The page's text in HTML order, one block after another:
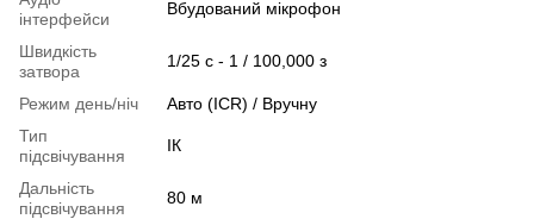
інтерфейси
Вбудований мікрофон
Швидкість
затвора
1/25 с - 1 / 100,000 з
Режим день/ніч
Авто (ICR) / Вручну
Тип
підсвічування
ІК
Дальність
підсвічування
80 м